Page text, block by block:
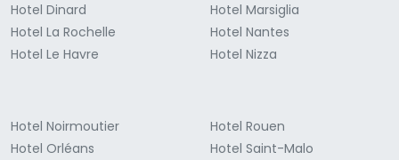
Hotel Dinard
Hotel La Rochelle
Hotel Le Havre
Hotel Marsiglia
Hotel Nantes
Hotel Nizza
Hotel Noirmoutier
Hotel Orléans
Hotel Rouen
Hotel Saint-Malo